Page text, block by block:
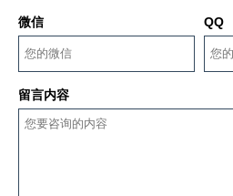
微信 QQ
留言内容